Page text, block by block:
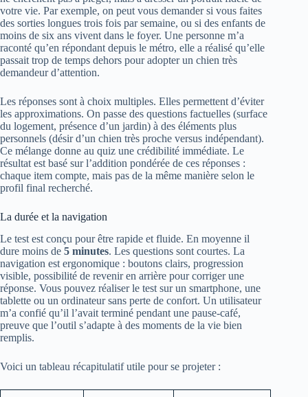
votre vie. Par exemple, on peut vous demander si vous faites
des sorties longues trois fois par semaine, ou si des enfants de
moins de six ans vivent dans le foyer. Une personne m’a
raconté qu’en répondant depuis le métro, elle a réalisé qu’elle
passait trop de temps dehors pour adopter un chien très
demandeur d’attention.
Les réponses sont à choix multiples. Elles permettent d’éviter
les approximations. On passe des questions factuelles (surface
du logement, présence d’un jardin) à des éléments plus
personnels (désir d’un chien très proche versus indépendant).
Ce mélange donne au quiz une crédibilité immédiate. Le
résultat est basé sur l’addition pondérée de ces réponses :
chaque item compte, mais pas de la même manière selon le
profil final recherché.
La durée et la navigation
Le test est conçu pour être rapide et fluide. En moyenne il
dure moins de 5 minutes. Les questions sont courtes. La
navigation est ergonomique : boutons clairs, progression
visible, possibilité de revenir en arrière pour corriger une
réponse. Vous pouvez réaliser le test sur un smartphone, une
tablette ou un ordinateur sans perte de confort. Un utilisateur
m’a confié qu’il l’avait terminé pendant une pause-café,
preuve que l’outil s’adapte à des moments de la vie bien
remplis.
Voici un tableau récapitulatif utile pour se projeter :